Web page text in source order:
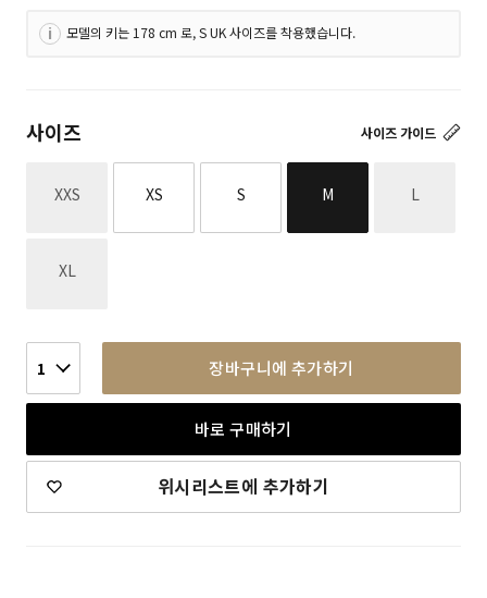
모델의 키는 178 cm 로, S UK 사이즈를 착용했습니다.
사이즈 가이드
사이즈
XXS재고없음 XS S M L
XL
1 장바구니에 추가하기
바로 구매하기
위시리스트에 추가하기